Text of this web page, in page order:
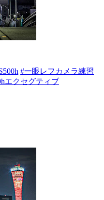
#一眼レフカメラ練習
エクセグティブ